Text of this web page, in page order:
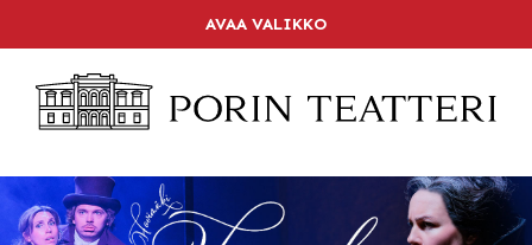
LIPPUKASSA
OHJELMISTO
KALENTERI
AVAA VALIKKO